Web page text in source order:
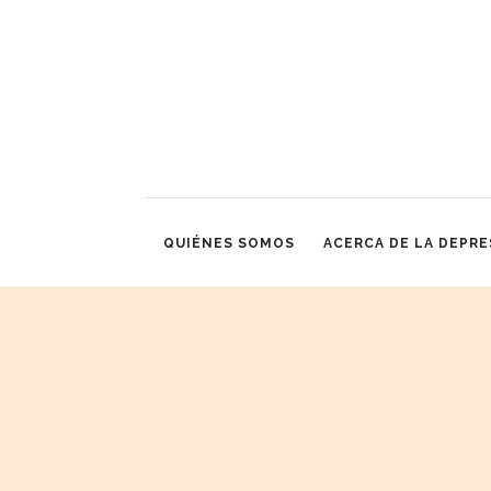
QUIÉNES SOMOS ACERCA DE LA